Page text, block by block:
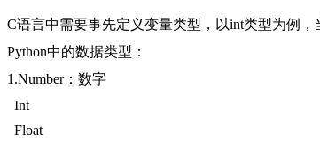
C语言中需要事先定义变量类型，以int类型为例
Python中的数据类型：
1.Number：数字
Int
Float